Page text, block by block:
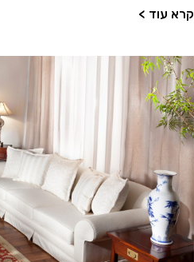
קרא עוד >